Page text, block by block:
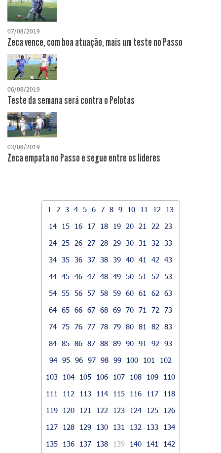
07/08/2019
Zeca vence, com boa atuação, mais um teste no Passo
06/08/2019
Teste da semana será contra o Pelotas
03/08/2019
Zeca empata no Passo e segue entre os líderes
1 2 3 4 5 6 7 8 9 10 11 12
13
14
15 16 17 18 19 20 21 22
23
24
25 26 27 28 29 30 31 32
33
34 35 36 37 38 39 40 41 42
43
44 45 46 47 48 49 50 51 52
53
54 55 56 57 58 59 60 61 62
63
64 65 66 67 68 69 70 71 72
73
74 75 76 77 78 79 80 81 82
83
84 85 86 87 88 89 90 91 92
93
94 95 96 97 98 99 100 101
102
103
104 105 106 107 108 109
110
111
112 113 114 115 116 117
118
119
120 121 122 123 124 125
126
127
128 129 130 131 132 133
134
135
136 137 138 139 140 141
142